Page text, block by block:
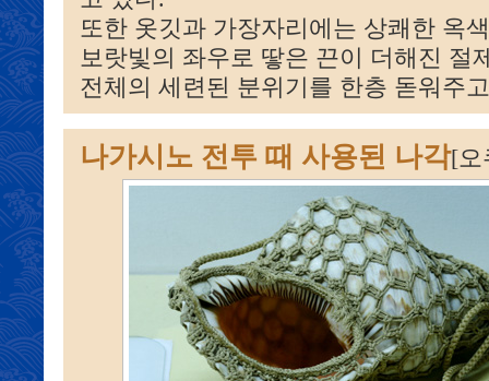
또한 옷깃과 가장자리에는 상쾌한 옥
보랏빛의 좌우로 땋은 끈이 더해진 절
전체의 세련된 분위기를 한층 돋워주
나가시노 전투 때 사용된 나각[오